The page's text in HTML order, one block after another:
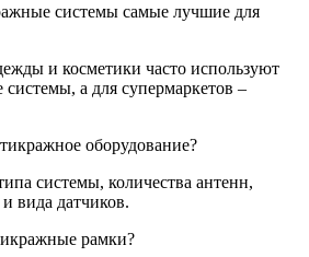
системы самые лучшие для
и косметики часто используют
системы, а для супермаркетов –
оборудование?
системы, количества антенн,
вида датчиков.
рамки?